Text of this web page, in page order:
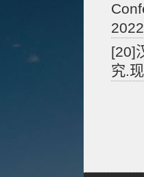
2022
[20]
究.